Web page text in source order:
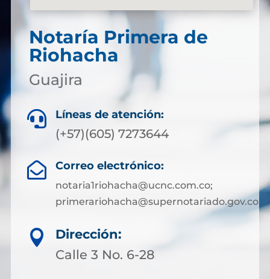
Notaría Primera de
Riohacha
Guajira
 Líneas de atención:
(+57)(605) 7273644
 Correo electrónico:
notaria1riohacha@ucnc.com.co;
primerariohacha@supernotariado.gov.co

Dirección:
Calle 3 No. 6-28